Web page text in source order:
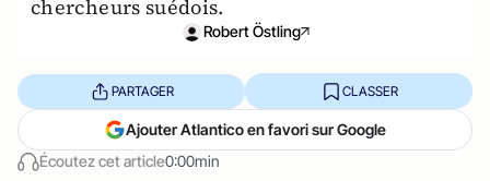
chercheurs suédois.
Robert Östling
Écoutez cet article0:00min
PARTAGER CLASSER
Ajouter Atlantico en favori sur Google